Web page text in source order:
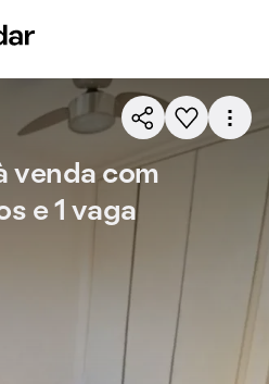
venda com
e 1 vaga